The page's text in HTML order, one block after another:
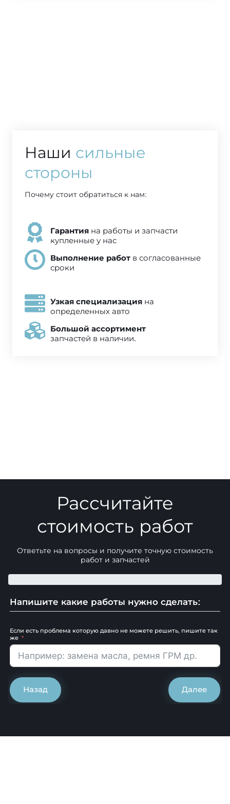
Наши сильные
стороны
Почему стоит обратиться к нам:
Гарантия на работы и запчасти
купленные у нас
Выполнение работ в согласованные
сроки
Узкая специализация на
определенных авто
Большой ассортимент
запчастей в наличии.
Рассчитайте
стоимость работ
Ответьте на вопросы и получите точную стоимость
работ и запчастей
Напишите какие работы нужно сделать:
Если есть проблема которую давно не можете решить, пишите так
же
Назад Далее